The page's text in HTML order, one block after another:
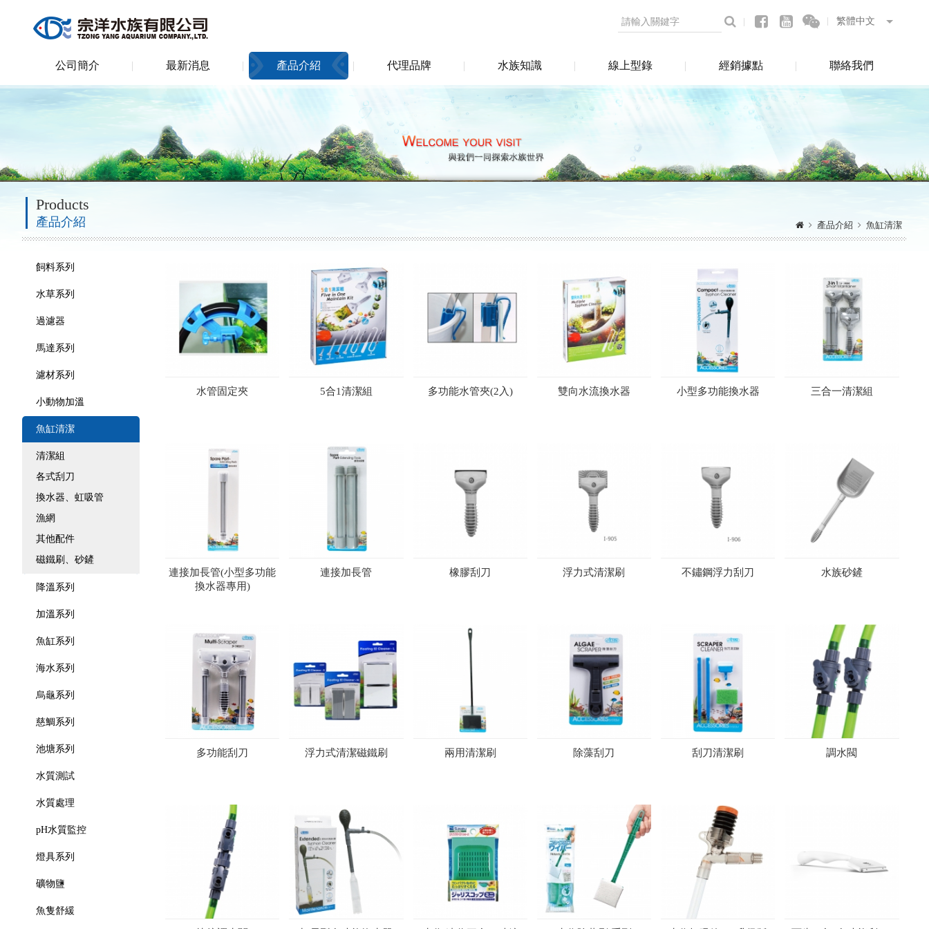
公司簡介 最新消息 產品介紹 代理品牌 水族知識 線上型錄 經銷據點 聯絡我們
Products
產品介紹 產品介紹 魚缸清潔
飼料系列
水草系列
過濾器
馬達系列
濾材系列
小動物加溫
魚缸清潔
清潔組
各式刮刀
換水器、虹吸管
漁網
其他配件
磁鐵刷、砂鏟
降溫系列
加溫系列
魚缸系列
海水系列
烏龜系列
慈鯛系列
池塘系列
水質測試
水質處理
pH水質監控
燈具系列
礦物鹽
魚隻舒緩
水管固定夾 5合1清潔組 多功能水管夾(2入) 雙向水流換水器 小型多功能換水器 三合一清潔組
連接加長管(小型多功能
換水器專用)
連接加長管 橡膠刮刀 浮力式清潔刷 不鏽鋼浮力刮刀 水族砂鏟
多功能刮刀 浮力式清潔磁鐵刷 兩用清潔刷 除藻刮刀 刮刀清潔刷 調水閥